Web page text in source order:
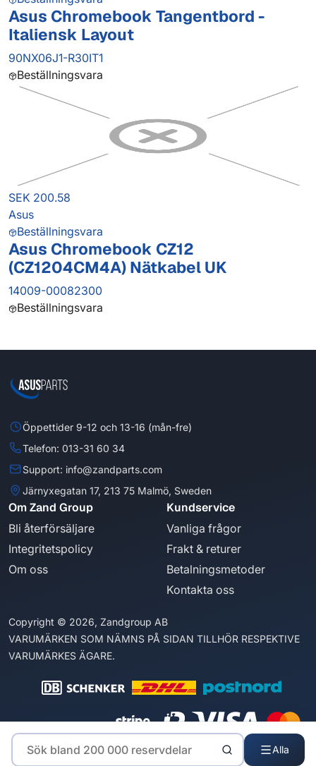
Alla
Asus Chromebook Tangentbord -
Italiensk Layout
90NX06J1-R30IT1
Beställningsvara
SEK 200.58
Asus
Beställningsvara
Asus Chromebook CZ12
(CZ1204CM4A) Nätkabel UK
14009-00082300
Beställningsvara
Öppettider 9-12 och 13-16 (mån-fre)
Telefon: 013-31 60 34
Support: info@zandparts.com
Järnyxegatan 17, 213 75 Malmö, Sweden
Om Zand Group
Bli återförsäljare
Integritetspolicy
Om oss
Kundservice
Vanliga frågor
Frakt & returer
Betalningsmetoder
Kontakta oss
Copyright © 2026, Zandgroup AB
VARUMÄRKEN SOM NÄMNS PÅ SIDAN TILLHÖR RESPEKTIVE
VARUMÄRKES ÄGARE.